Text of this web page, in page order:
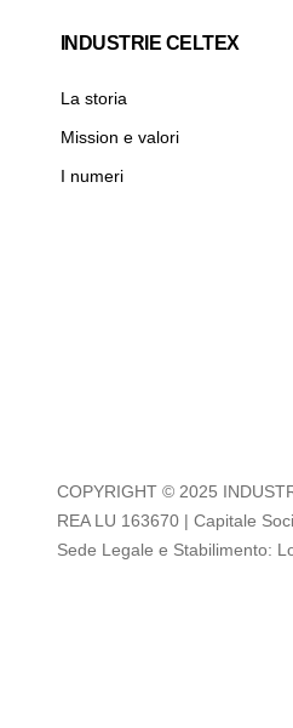
INDUSTRIE CELTEX
La storia
Mission e valori
I numeri
COPYRIGHT © 2025
REA LU 163670 | Capitale
Sede Legale e Stabilimento: